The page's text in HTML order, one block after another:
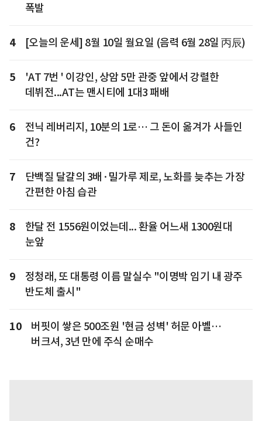
폭발
4 [오늘의 운세] 8월 10일 월요일 (음력 6월 28일 丙辰)
5
'AT 7번 ' 이강인, 상암 5만 관중 앞에서 강렬한
데뷔전...AT는 맨시티에 1대3 패배
6
전닉 레버리지, 10분의 1로… 그 돈이 옮겨가 사들인
건?
7
단백질 달걀의 3배·밀가루 제로, 노화를 늦추는 가장
간편한 아침 습관
8
한달 전 1556원이었는데... 환율 어느새 1300원대
눈앞
9
정청래, 또 대통령 이름 말실수 "이명박 임기 내 광주
반도체 출시"
10
버핏이 쌓은 500조원 '현금 성벽' 허문 아벨…
버크셔, 3년 만에 주식 순매수